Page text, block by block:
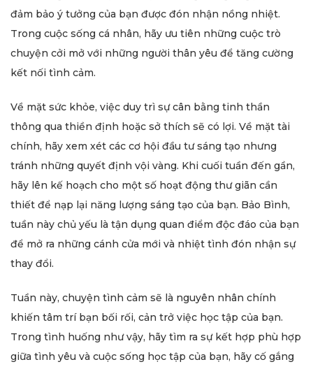
đảm bảo ý tưởng của bạn được đón nhận nồng nhiệt.
Trong cuộc sống cá nhân, hãy ưu tiên những cuộc trò
chuyện cởi mở với những người thân yêu để tăng cường
kết nối tình cảm.
Về mặt sức khỏe, việc duy trì sự cân bằng tinh thần
thông qua thiền định hoặc sở thích sẽ có lợi. Về mặt tài
chính, hãy xem xét các cơ hội đầu tư sáng tạo nhưng
tránh những quyết định vội vàng. Khi cuối tuần đến gần,
hãy lên kế hoạch cho một số hoạt động thư giãn cần
thiết để nạp lại năng lượng sáng tạo của bạn. Bảo Bình,
tuần này chủ yếu là tận dụng quan điểm độc đáo của bạn
để mở ra những cánh cửa mới và nhiệt tình đón nhận sự
thay đổi.
Tuần này, chuyện tình cảm sẽ là nguyên nhân chính
khiến tâm trí bạn bối rối, cản trở việc học tập của bạn.
Trong tình huống như vậy, hãy tìm ra sự kết hợp phù hợp
giữa tình yêu và cuộc sống học tập của bạn, hãy cố gắng